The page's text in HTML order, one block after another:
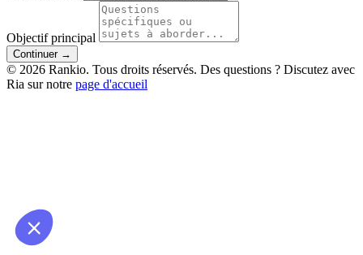
Objectif principal
Continuer →
© 2026 Rankio. Tous droits réservés. Des questions ? Discutez avec
Ria sur notre page d'accueil